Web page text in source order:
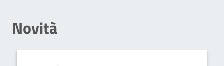
Novità